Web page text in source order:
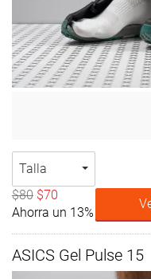
Talla
$80 $70
Ahorra un 13%
ASICS Gel Pulse 15